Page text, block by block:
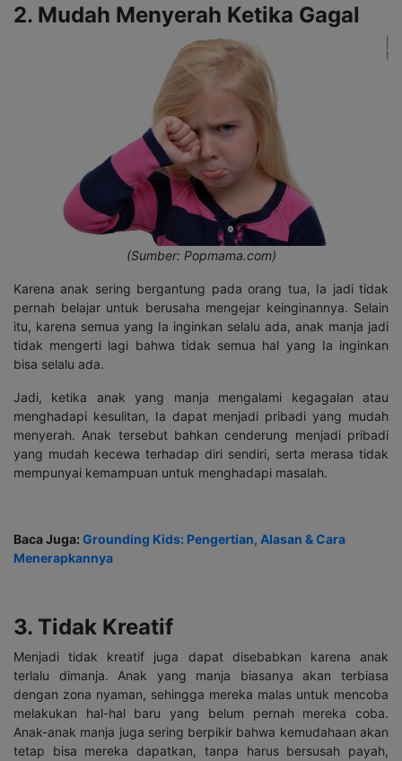
2. Mudah Menyerah Ketika Gagal
(Sumber: Popmama.com)
Karena anak sering bergantung pada orang tua, Ia jadi tidak
pernah belajar untuk berusaha mengejar keinginannya. Selain
itu, karena semua yang Ia inginkan selalu ada, anak manja jadi
tidak mengerti lagi bahwa tidak semua hal yang Ia inginkan
bisa selalu ada.
Jadi, ketika anak yang manja mengalami kegagalan atau
menghadapi kesulitan, Ia dapat menjadi pribadi yang mudah
menyerah. Anak tersebut bahkan cenderung menjadi pribadi
yang mudah kecewa terhadap diri sendiri, serta merasa tidak
mempunyai kemampuan untuk menghadapi masalah.
Baca Juga: Grounding Kids: Pengertian, Alasan & Cara
Menerapkannya
3. Tidak Kreatif
Menjadi tidak kreatif juga dapat disebabkan karena anak
terlalu dimanja. Anak yang manja biasanya akan terbiasa
dengan zona nyaman, sehingga mereka malas untuk mencoba
melakukan hal-hal baru yang belum pernah mereka coba.
Anak-anak manja juga sering berpikir bahwa kemudahaan akan
tetap bisa mereka dapatkan, tanpa harus bersusah payah,